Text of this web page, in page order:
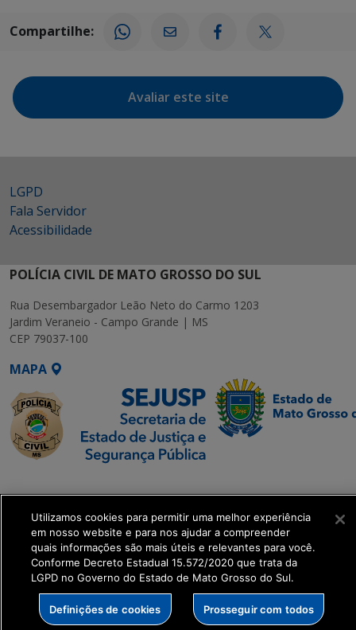
Compartilhe:
Avaliar este site
LGPD
Fala Servidor
Acessibilidade
POLÍCIA CIVIL DE MATO GROSSO DO SUL
Rua Desembargador Leão Neto do Carmo 1203
Jardim Veraneio - Campo Grande | MS
CEP 79037-100
MAPA
Transformação Digital
get_footer();
Utilizamos cookies para permitir uma melhor experiência
em nosso website e para nos ajudar a compreender
quais informações são mais úteis e relevantes para você.
Conforme Decreto Estadual 15.572/2020 que trata da
LGPD no Governo do Estado de Mato Grosso do Sul.
Definições de cookies Prosseguir com todos